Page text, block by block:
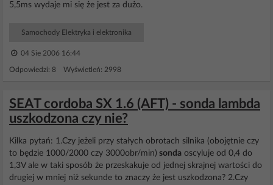
5,5ms wydaje mi się że jest za dużo.
Samochody Elektryka i elektronika
04 Sie 2006 16:44
Odpowiedzi: 8 Wyświetleń: 2998
SEAT cordoba SX 1.6 (AFT) - sonda lambda
uszkodzona czy nie?
Kilka pytań: 1.Czy jeżeli przy stałych obrotach silnika (obojętnie czy
to będzie 1000/2000 czy 3000obr/min) sonda oscyluje od 0,4 do
1,3V ale w taki sposób że przeskakuje od jednej skrajnej wartości do
drugiej w mniej niż sekunde to znaczy że jest uszkodzona? 2.Czy